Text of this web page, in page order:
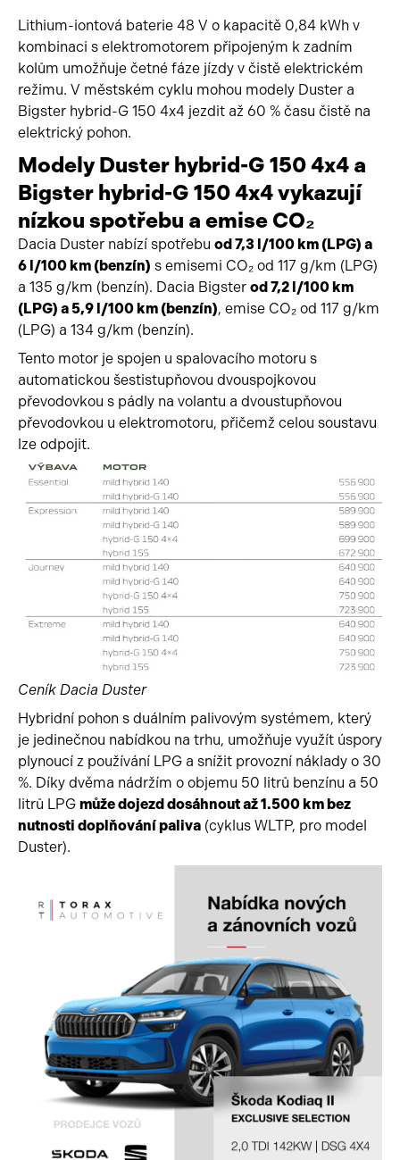
Lithium-iontová baterie 48 V o kapacitě 0,84 kWh v
kombinaci s elektromotorem připojeným k zadním
kolům umožňuje četné fáze jízdy v čistě elektrickém
režimu. V městském cyklu mohou modely Duster a
Bigster hybrid-G 150 4x4 jezdit až 60 % času čistě na
elektrický pohon.
Modely Duster hybrid-G 150 4x4 a
Bigster hybrid-G 150 4x4 vykazují
nízkou spotřebu a emise CO₂
Dacia Duster nabízí spotřebu od 7,3 l/100 km (LPG) a
6 l/100 km (benzín) s emisemi CO₂ od 117 g/km (LPG)
a 135 g/km (benzín). Dacia Bigster od 7,2 l/100 km
(LPG) a 5,9 l/100 km (benzín), emise CO₂ od 117 g/km
(LPG) a 134 g/km (benzín).
Tento motor je spojen u spalovacího motoru s
automatickou šestistupňovou dvouspojkovou
převodovkou s pádly na volantu a dvoustupňovou
převodovkou u elektromotoru, přičemž celou soustavu
lze odpojit.
Ceník Dacia Duster
Hybridní pohon s duálním palivovým systémem, který
je jedinečnou nabídkou na trhu, umožňuje využít úspory
plynoucí z používání LPG a snížit provozní náklady o 30
%. Díky dvěma nádržím o objemu 50 litrů benzínu a 50
litrů LPG může dojezd dosáhnout až 1.500 km bez
nutnosti doplňování paliva (cyklus WLTP, pro model
Duster).